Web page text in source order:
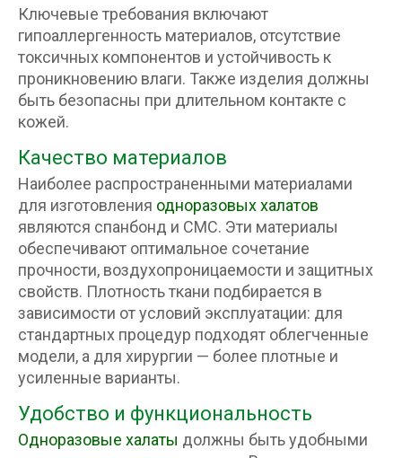
Ключевые требования включают
гипоаллергенность материалов, отсутствие
токсичных компонентов и устойчивость к
проникновению влаги. Также изделия должны
быть безопасны при длительном контакте с
кожей.
Качество материалов
Наиболее распространенными материалами
для изготовления одноразовых халатов
являются спанбонд и СМС. Эти материалы
обеспечивают оптимальное сочетание
прочности, воздухопроницаемости и защитных
свойств. Плотность ткани подбирается в
зависимости от условий эксплуатации: для
стандартных процедур подходят облегченные
модели, а для хирургии — более плотные и
усиленные варианты.
Удобство и функциональность
Одноразовые халаты должны быть удобными